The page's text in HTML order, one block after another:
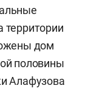
территории
дом
половины
Алафузова